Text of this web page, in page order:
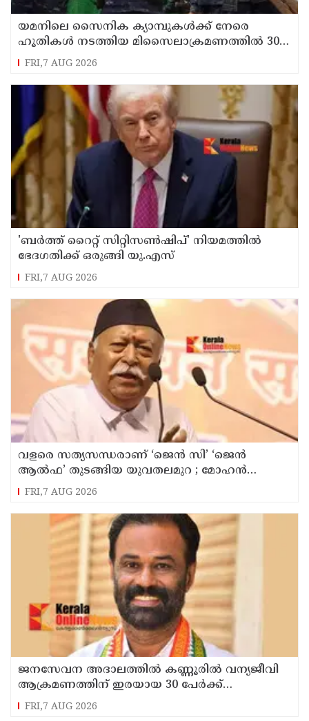
യമനിലെ സൈനിക ക്യാമ്പുകൾക്ക് നേരെ
ഹൂതികൾ നടത്തിയ മിസൈലാക്രമണത്തിൽ 30
സൈനികർ കൊല്ലപ്പെട്ടു
FRI,7 AUG 2026
'ബർത്ത് റൈറ്റ് സിറ്റിസൺഷിപ്' നിയമത്തിൽ
ഭേദഗതിക്ക് ഒരുങ്ങി യു.എസ്
FRI,7 AUG 2026
വളരെ സത്യസന്ധരാണ് ‘ജെൻ സി’ ‘ജെൻ
ആൽഫ’ തുടങ്ങിയ യുവതലമുറ ; മോഹൻ
ഭാഗവത്
FRI,7 AUG 2026
ജനസേവന അദാലത്തിൽ കണ്ണൂരിൽ വന്യജീവി
ആക്രമണത്തിന് ഇരയായ 30 പേർക്ക്
സഹായധനം അനുവദിച്ചു
FRI,7 AUG 2026